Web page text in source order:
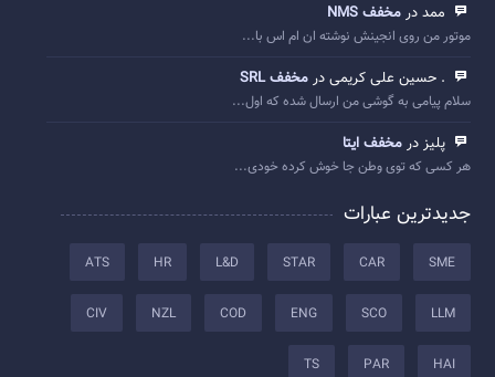
ممد در مخفف NMS
موتور من روی انجینش نوشته ان ام اس با...
. حسین علی کریمی در مخفف SRL
سلام پیامی به گوشی من ارسال شده که اول...
پلیز در مخفف ایتا
هر کسی که توی وطن جا خوش کرده خودی...
جدیدترین عبارات
SME
CAR
STAR
L&D
HR
ATS
LLM
SCO
ENG
COD
NZL
CIV
HAI
PAR
TS